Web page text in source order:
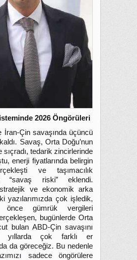
2026 Öngörüleri
İran-Çin savaşında üçüncü
Savaş, Orta Doğu’nun
sıçradı, tedarik zincirlerinde
enerji fiyatlarında belirgin
ve taşımacılık
“savaş riski” eklendi.
ve ekonomik arka
yazılarımızda çok işledik,
gümrük vergileri
bugünlerde Orta
bulan ABD-Çin savaşını
yıllarda çok farklı er
da göreceğiz. Bu nedenle
sadece öngörülere